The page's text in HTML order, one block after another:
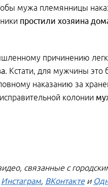
мужа племянницы
простили хозяина
причинению
. Кстати, для мужчины это
наказанию за
колонии
связанные с
Инстаграм, ВКонтактеи